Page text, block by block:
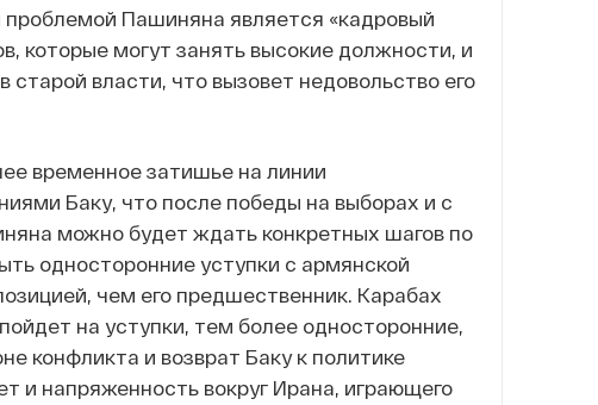
проблемой Пашиняна является «кадровый
которые могут занять высокие должности, и
власти, что вызовет недовольство его
временное затишье на линии
Баку, что после победы на выборах и с
можно будет ждать конкретных шагов по
односторонние уступки с армянской
чем его предшественник. Карабах
на уступки, тем более односторонние,
конфликта и возврат Баку к политике
и напряженность вокруг Ирана, играющего